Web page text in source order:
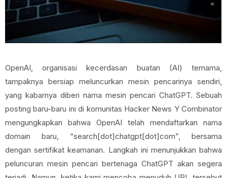
OpenAI, organisasi kecerdasan buatan (AI) ternama,
tampaknya bersiap meluncurkan mesin pencarinya sendiri,
yang kabarnya diberi nama mesin pencari ChatGPT. Sebuah
posting baru-baru ini di komunitas Hacker News Y Combinator
mengungkapkan bahwa OpenAI telah mendaftarkan nama
domain baru, “search[dot]chatgpt[dot]com”, bersama
dengan sertifikat keamanan. Langkah ini menunjukkan bahwa
peluncuran mesin pencari bertenaga ChatGPT akan segera